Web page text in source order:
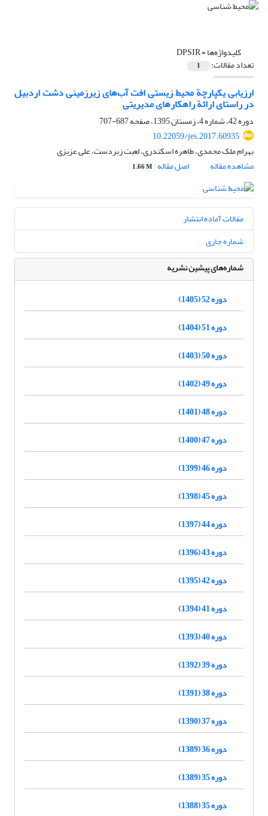
کلیدواژه‌ها =DPSIR
تعداد مقالات: 1
ارزیابی یکپارچة محیط ‌زیستی افت آب‌های زیرزمینی دشت اردبیل
در راستای ارائة راهکارهای مدیریتی
دوره 42، شماره 4، زمستان 1395، صفحه
687-707
10.22059/jes.2017.60935
بهرام ملک محمدی، طاهره اسکندری، لعبت زبردست، علی عزیزی
مشاهده مقاله
اصل مقاله 1.66 M
مقالات آماده انتشار
شماره جاری
شماره‌های پیشین نشریه
دوره 52 (1405)
دوره 51 (1404)
دوره 50 (1403)
دوره 49 (1402)
دوره 48 (1401)
دوره 47 (1400)
دوره 46 (1399)
دوره 45 (1398)
دوره 44 (1397)
دوره 43 (1396)
دوره 42 (1395)
دوره 41 (1394)
دوره 40 (1393)
دوره 39 (1392)
دوره 38 (1391)
دوره 37 (1390)
دوره 36 (1389)
دوره 35 (1389)
دوره 35 (1388)